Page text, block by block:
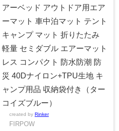
アーベッド アウトドア用エア
ーマット 車中泊マット テント
キャンプ マット 折りたたみ
軽量 セミダブル エアーマット
レス コンパクト 防水防潮 防
災 40Dナイロン+TPU生地 キ
ャンプ用品 収納袋付き（ター
コイズブルー）
created by Rinker
FIRPOW